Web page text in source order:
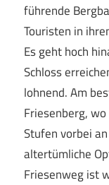
führende
Touristen in
Es geht hoch
Schloss
lohnend. Am
Friesenberg,
Stufen vorbei
altertümliche
Friesenweg ist